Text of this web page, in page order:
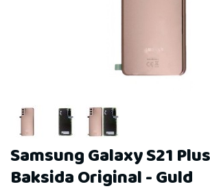
Samsung Galaxy S21
Baksida Original - Guld